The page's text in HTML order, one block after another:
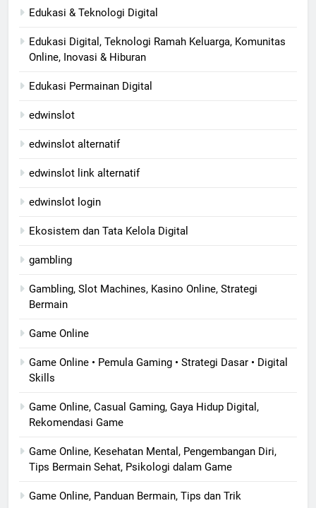
Edukasi & Teknologi Digital
Edukasi Digital, Teknologi Ramah Keluarga, Komunitas
Online, Inovasi & Hiburan
Edukasi Permainan Digital
edwinslot
edwinslot alternatif
edwinslot link alternatif
edwinslot login
Ekosistem dan Tata Kelola Digital
gambling
Gambling, Slot Machines, Kasino Online, Strategi
Bermain
Game Online
Game Online • Pemula Gaming • Strategi Dasar • Digital
Skills
Game Online, Casual Gaming, Gaya Hidup Digital,
Rekomendasi Game
Game Online, Kesehatan Mental, Pengembangan Diri,
Tips Bermain Sehat, Psikologi dalam Game
Game Online, Panduan Bermain, Tips dan Trik